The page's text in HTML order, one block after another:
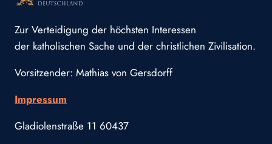
Zur Verteidigung der höchsten Interessen
der katholischen Sache und der christlichen Zivilisation.
Vorsitzender: Mathias von Gersdorff
Impressum
Gladiolenstraße 11 60437